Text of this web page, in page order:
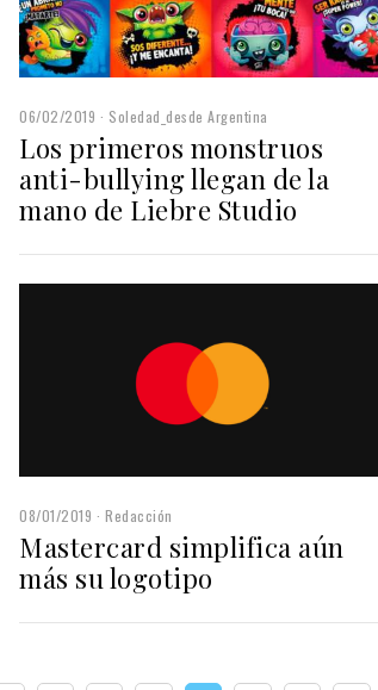
06/02/2019 Soledad_desde Argentina
Los primeros monstruos
anti-bullying llegan de la
mano de Liebre Studio
08/01/2019 Redacción
Mastercard simplifica aún
más su logotipo